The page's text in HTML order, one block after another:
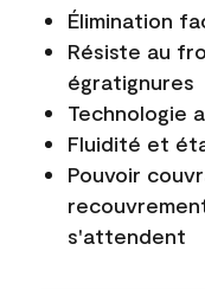
Élimination
Résiste au
égratignures
Technologie
Fluidité et
Pouvoir
s'attendent